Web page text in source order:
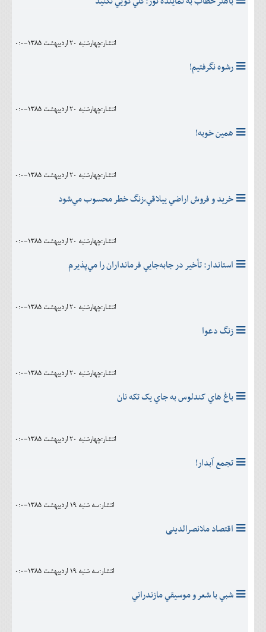
انتشار:چهارشنبه 20 ارديبهشت 1385-0:0
رشوه نگرفتيم!
انتشار:چهارشنبه 20 ارديبهشت 1385-0:0
همين خوبه!
انتشار:چهارشنبه 20 ارديبهشت 1385-0:0
خريد و فروش اراضي ييلاقي،زنگ خطر محسوب مي‌شود
انتشار:چهارشنبه 20 ارديبهشت 1385-0:0
استاندار: تأخير در جابه‌جايي فرمانداران را مي‌پذيرم
انتشار:چهارشنبه 20 ارديبهشت 1385-0:0
زنگ دعوا
انتشار:چهارشنبه 20 ارديبهشت 1385-0:0
باغ هاي کندلوس به جاي يک تکه نان
انتشار:چهارشنبه 20 ارديبهشت 1385-0:0
تجمع آبدار!
انتشار:سه شنبه 19 ارديبهشت 1385-0:0
اقتصاد ملانصرالدینی
انتشار:سه شنبه 19 ارديبهشت 1385-0:0
شبي با شعر و موسيقي مازندراني